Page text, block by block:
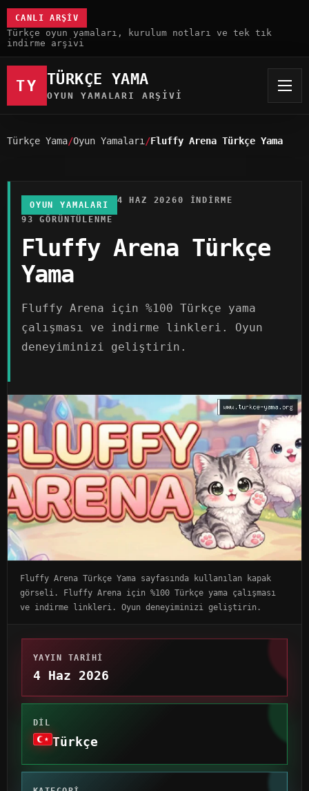
CANLI ARŞIV
Türkçe oyun yamaları, kurulum notları ve tek tık
indirme arşivi
TY TÜRKÇE YAMA
OYUN YAMALARI ARŞIVI
Türkçe Yama Oyun Yamaları Fluffy Arena Türkçe Yama
OYUN YAMALARI 4 HAZ 20260 INDIRME
93 GÖRÜNTÜLENME
Fluffy Arena Türkçe
Yama
Fluffy Arena için %100 Türkçe yama
çalışması ve indirme linkleri. Oyun
deneyiminizi geliştirin.
Fluffy Arena Türkçe Yama sayfasında kullanılan kapak
görseli. Fluffy Arena için %100 Türkçe yama çalışması
ve indirme linkleri. Oyun deneyiminizi geliştirin.
YAYIN TARIHI
4 Haz 2026
DIL
Türkçe